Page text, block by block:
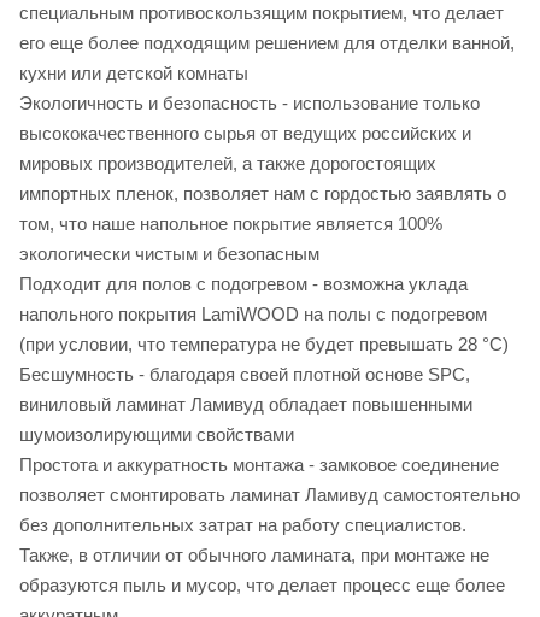
специальным противоскользящим покрытием, что делает
его еще более подходящим решением для отделки ванной,
кухни или детской комнаты
Экологичность и безопасность - использование только
высококачественного сырья от ведущих российских и
мировых производителей, а также дорогостоящих
импортных пленок, позволяет нам с гордостью заявлять о
том, что наше напольное покрытие является 100%
экологически чистым и безопасным
Подходит для полов с подогревом - возможна уклада
напольного покрытия LamiWOOD на полы с подогревом
(при условии, что температура не будет превышать 28 °C)
Бесшумность - благодаря своей плотной основе SPC,
виниловый ламинат Ламивуд обладает повышенными
шумоизолирующими свойствами
Простота и аккуратность монтажа - замковое соединение
позволяет смонтировать ламинат Ламивуд самостоятельно
без дополнительных затрат на работу специалистов.
Также, в отличии от обычного ламината, при монтаже не
образуются пыль и мусор, что делает процесс еще более